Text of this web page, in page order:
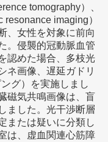
tomography）、
imaging）
、女性を対象に前向
。侵襲的冠動脈血管
認めた場合、多枝光
ネ画像、遅延ガドリ
グ）を実施しまし
磁気共鳴画像は、盲
ました。光干渉断層
または疑いに分類し
は、虚血関連心筋障